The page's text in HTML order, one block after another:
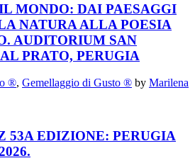
MONDO: DAI PAESAGGI
NATURA ALLA POESIA
AUDITORIUM SAN
PRATO, PERUGIA
®, Gemellaggio di Gusto ® by Marilena
53A EDIZIONE: PERUGIA